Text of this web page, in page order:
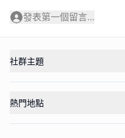
發表第一個留言...
社群主題
熱門地點